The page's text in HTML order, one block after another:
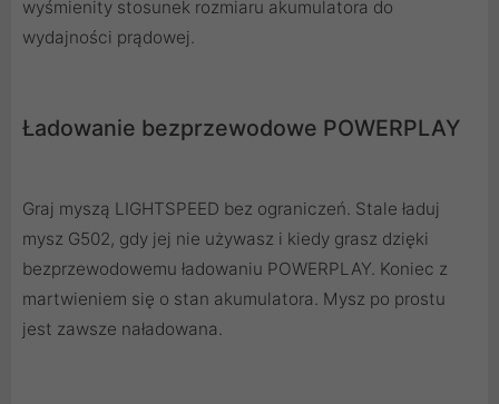
wyśmienity stosunek rozmiaru akumulatora do
wydajności prądowej.
Ładowanie bezprzewodowe POWERPLAY
Graj myszą LIGHTSPEED bez ograniczeń. Stale ładuj
mysz G502, gdy jej nie używasz i kiedy grasz dzięki
bezprzewodowemu ładowaniu POWERPLAY. Koniec z
martwieniem się o stan akumulatora. Mysz po prostu
jest zawsze naładowana.